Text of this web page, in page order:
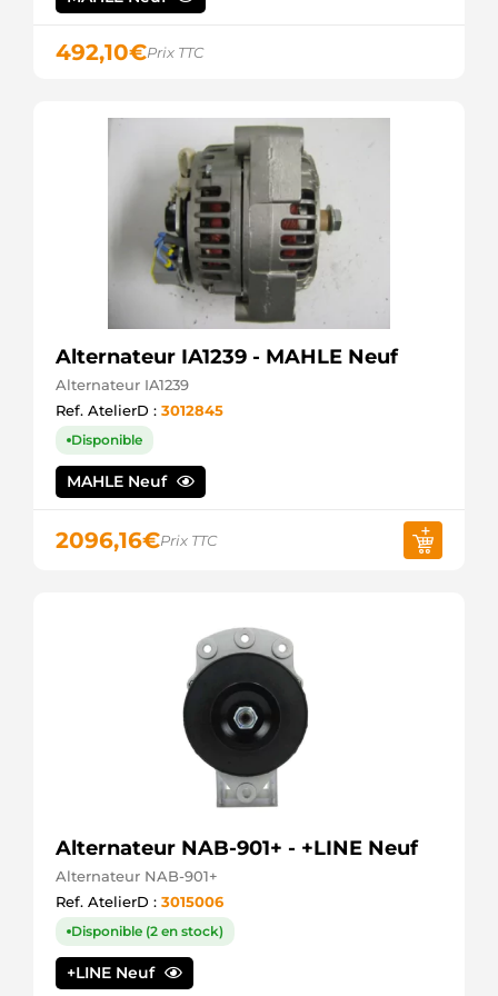
Hitachi
S1394A
Hitachi
492,10€Prix TTC
Alternateur IA1239 - MAHLE Neuf
Alternateur IA1239
Ref. AtelierD : 3012845
Disponible
MAHLE Neuf
2096,16€Prix TTC
Alternateur NAB-901+ - +LINE Neuf
Alternateur NAB-901+
Ref. AtelierD : 3015006
Disponible (2 en stock)
+LINE Neuf